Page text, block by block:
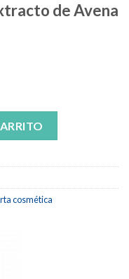
de Avena
750ml cantidad
cosmética